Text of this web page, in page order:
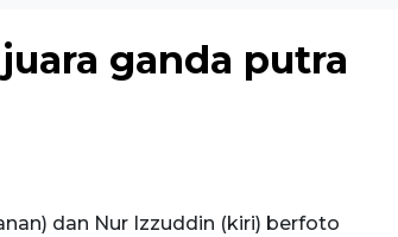
ganda putra
dan Nur Izzuddin (kiri) berfoto